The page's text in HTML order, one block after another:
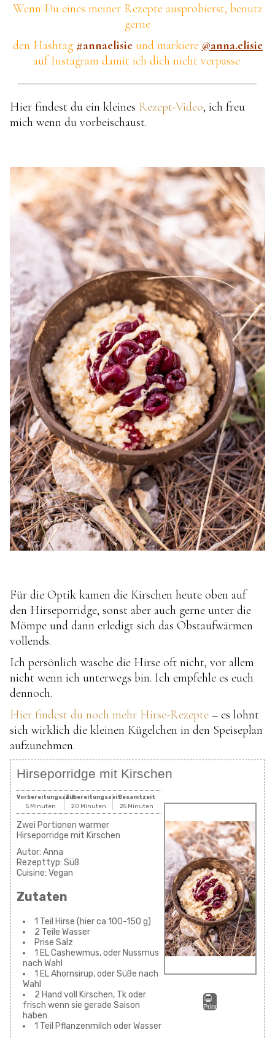
Wenn Du eines meiner Rezepte ausprobierst, benutz
gerne
den Hashtag #annaelisieund markiere @anna.elisie
auf Instagram damit ich dich nicht verpasse.
Hier findest du ein kleines Rezept-Video, ich freu
mich wenn du vorbeischaust.
Für die Optik kamen die Kirschen heute oben auf
den Hirseporridge, sonst aber auch gerne unter die
Mömpe und dann erledigt sich das Obstaufwärmen
vollends.
Ich persönlich wasche die Hirse oft nicht, vor allem
nicht wenn ich unterwegs bin. Ich empfehle es euch
dennoch.
Hier findest du noch mehr Hirse-Rezepte – es lohnt
sich wirklich die kleinen Kügelchen in den Speiseplan
aufzunehmen.
Hirseporridge mit Kirschen
Print
Vorbereitungszeit
5 Minuten
Zubereitungszeit
20 Minuten
Gesamtzeit
25 Minuten
Zwei Portionen warmer
Hirseporridge mit Kirschen
Autor: Anna
Rezepttyp: Süß
Cuisine: Vegan
Zutaten
1 Teil Hirse (hier ca 100-150 g)
2 Teile Wasser
Prise Salz
1 EL Cashewmus, oder Nussmus
nach Wahl
1 EL Ahornsirup, oder Süße nach
Wahl
2 Hand voll Kirschen, Tk oder
frisch wenn sie gerade Saison
haben
1 Teil Pflanzenmilch oder Wasser